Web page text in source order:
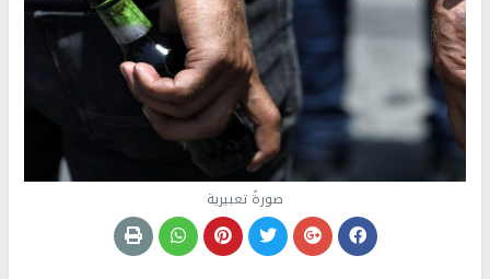
صورةً تعبيرية